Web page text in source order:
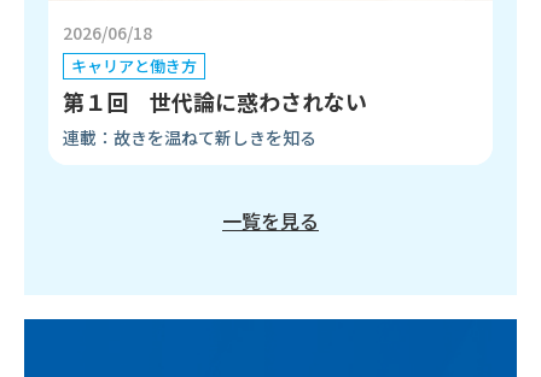
2026/06/18
キャリアと働き方
第１回 世代論に惑わされない
連載：故きを温ねて新しきを知る
一覧を見る